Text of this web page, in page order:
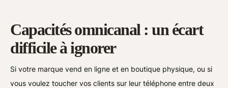
Capacités omnicanal : un écart
difficile à ignorer
Si votre marque vend en ligne et en boutique physique, ou si
vous voulez toucher vos clients sur leur téléphone entre deux